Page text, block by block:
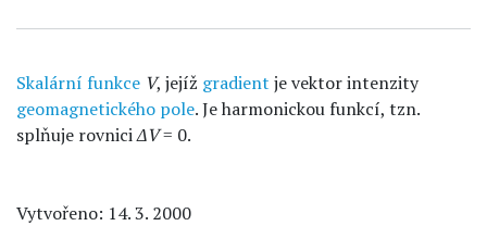
Skalární funkce V, jejíž gradient je vektor intenzity
geomagnetického pole. Je harmonickou funkcí, tzn.
splňuje rovniciΔV= 0.
Vytvořeno: 14. 3. 2000